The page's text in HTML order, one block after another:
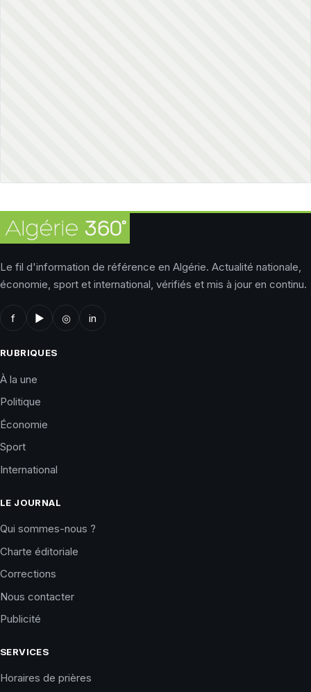
Le fil d'information de référence en Algérie. Actualité nationale,
économie, sport et international, vérifiés et mis à jour en continu.
f ▶ ◎ in
RUBRIQUES
À la une
Politique
Économie
Sport
International
LE JOURNAL
Qui sommes-nous ?
Charte éditoriale
Corrections
Nous contacter
Publicité
SERVICES
Horaires de prières